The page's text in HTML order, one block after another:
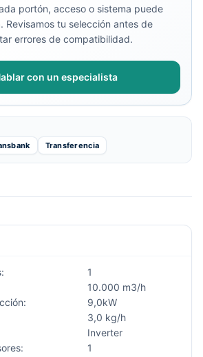
portón, acceso o sistema puede
Revisamos tu selección antes de
errores de compatibilidad.
con un especialista
Transferencia
1
10.000 m3/h
9,0kW
3,0 kg/h
Inverter
1